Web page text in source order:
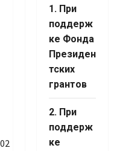
1. При
поддерж
ке Фонда
Президен
тских
грантов
2. При
поддерж
ке